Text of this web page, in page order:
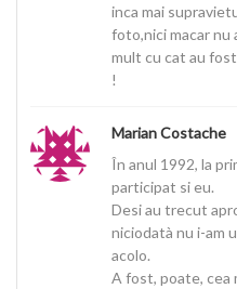
inca mai
foto,nici macar nu
mult cu cat au
!
Marian Costache
În anul 1992, la
participat si eu.
Desi au trecut
niciodatà nu i-am
acolo.
A fost, poate, cea